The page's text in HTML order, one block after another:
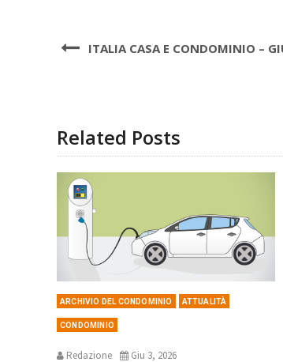
ITALIA CASA E CONDOMINIO –
Related Posts
ARCHIVIO DEL CONDOMINIO ATTUALITÀ
CONDOMINIO
Redazione Giu 3, 2026